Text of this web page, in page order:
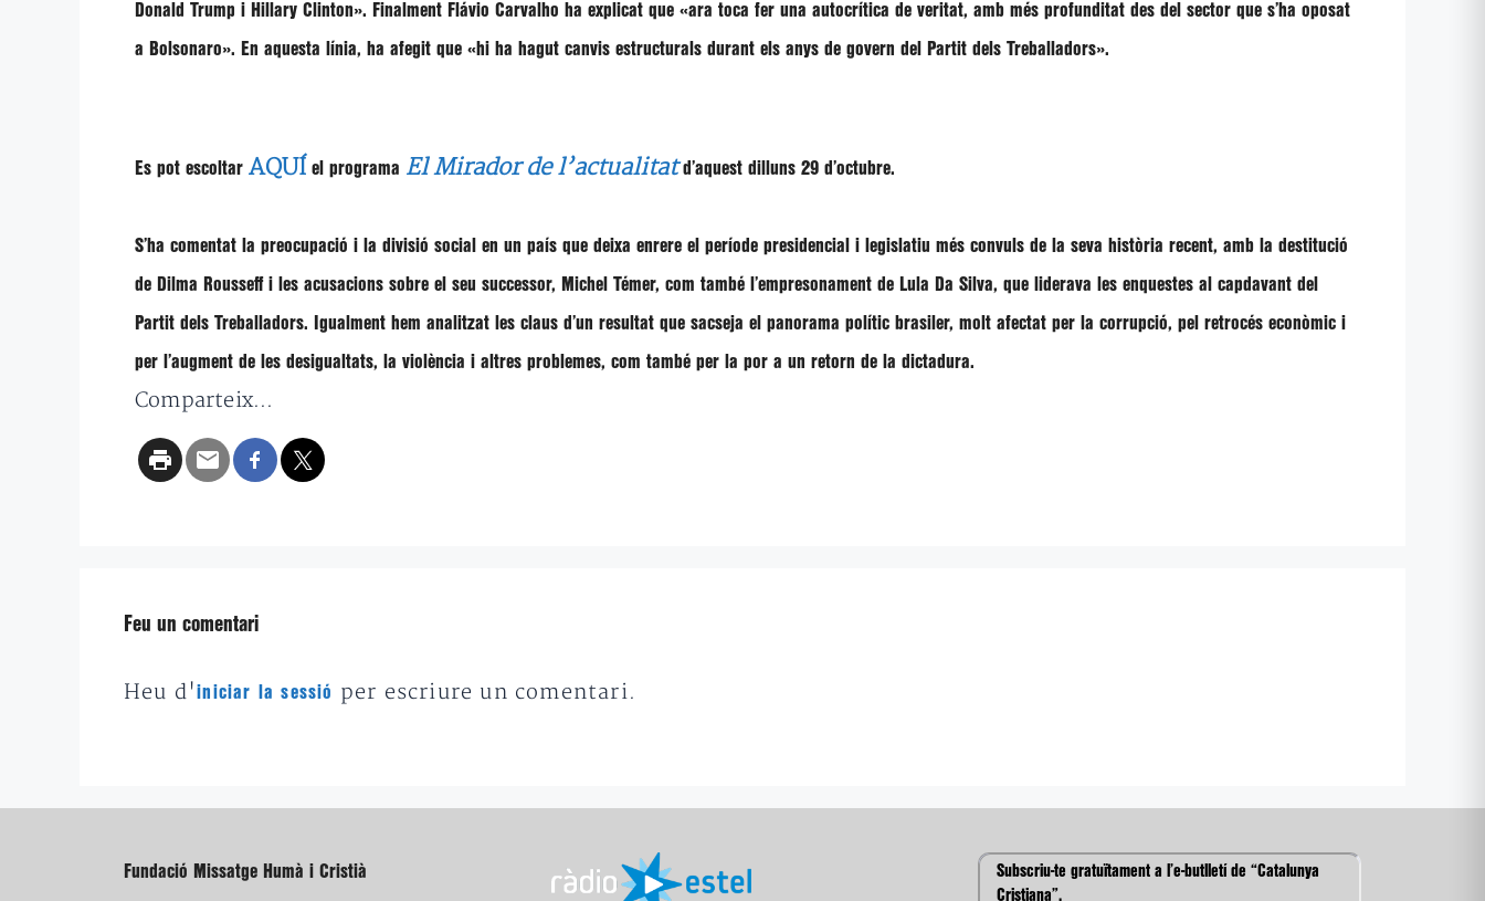
Donald Trump i Hillary Clinton». Finalment Flávio Carvalho ha explicat que «ara toca fer una autocrítica de veritat, amb més profunditat des del sector que s’ha oposat
a Bolsonaro». En aquesta línia, ha afegit que «hi ha hagut canvis estructurals durant els anys de govern del Partit dels Treballadors».
Es pot escoltar AQUÍ el programa El Mirador de l’actualitatd’aquest dilluns 29 d’octubre.
S’ha comentat la preocupació i la divisió social en un país que deixa enrere el període presidencial i legislatiu més convuls de la seva història recent, amb la destitució
de Dilma Rousseff i les acusacions sobre el seu successor, Michel Témer, com també l’empresonament de Lula Da Silva, que liderava les enquestes al capdavant del
Partit dels Treballadors. Igualment hem analitzat les claus d’un resultat que sacseja el panorama polític brasiler, molt afectat per la corrupció, pel retrocés econòmic i
per l’augment de les desigualtats, la violència i altres problemes, com també per la por a un retorn de la dictadura.
Comparteix...
Feu un comentari
Heu d'iniciar la sessió per escriure un comentari.
Fundació Missatge Humà i Cristià
Subscriu-te gratuïtament a l’e-butlletí de “Catalunya
Cristiana”.